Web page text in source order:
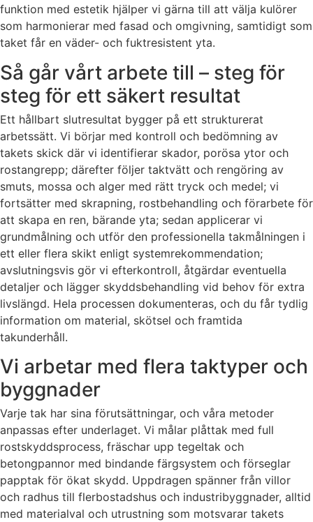
funktion med estetik hjälper vi gärna till att välja kulörer
som harmonierar med fasad och omgivning, samtidigt som
taket får en väder- och fuktresistent yta.
Så går vårt arbete till – steg för
steg för ett säkert resultat
Ett hållbart slutresultat bygger på ett strukturerat
arbetssätt. Vi börjar med kontroll och bedömning av
takets skick där vi identifierar skador, porösa ytor och
rostangrepp; därefter följer taktvätt och rengöring av
smuts, mossa och alger med rätt tryck och medel; vi
fortsätter med skrapning, rostbehandling och förarbete för
att skapa en ren, bärande yta; sedan applicerar vi
grundmålning och utför den professionella takmålningen i
ett eller flera skikt enligt systemrekommendation;
avslutningsvis gör vi efterkontroll, åtgärdar eventuella
detaljer och lägger skyddsbehandling vid behov för extra
livslängd. Hela processen dokumenteras, och du får tydlig
information om material, skötsel och framtida
takunderhåll.
Vi arbetar med flera taktyper och
byggnader
Varje tak har sina förutsättningar, och våra metoder
anpassas efter underlaget. Vi målar plåttak med full
rostskyddsprocess, fräschar upp tegeltak och
betongpannor med bindande färgsystem och förseglar
papptak för ökat skydd. Uppdragen spänner från villor
och radhus till flerbostadshus och industribyggnader, alltid
med materialval och utrustning som motsvarar takets